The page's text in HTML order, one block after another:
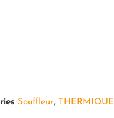
Souffleur, THERMIQUE